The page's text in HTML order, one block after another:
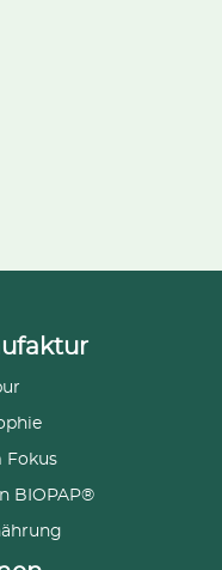
Fokus
BIOPAP®